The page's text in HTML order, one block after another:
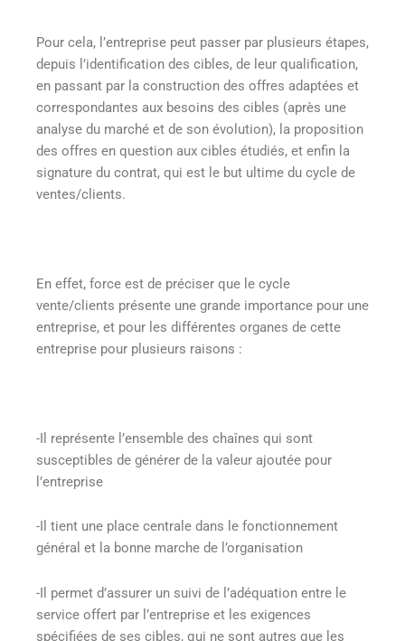
Pour cela, l’entreprise peut passer par plusieurs étapes,
depuis l’identification des cibles, de leur qualification,
en passant par la construction des offres adaptées et
correspondantes aux besoins des cibles (après une
analyse du marché et de son évolution), la proposition
des offres en question aux cibles étudiés, et enfin la
signature du contrat, qui est le but ultime du cycle de
ventes/clients.
En effet, force est de préciser que le cycle
vente/clients présente une grande importance pour une
entreprise, et pour les différentes organes de cette
entreprise pour plusieurs raisons :
-Il représente l’ensemble des chaînes qui sont
susceptibles de générer de la valeur ajoutée pour
l’entreprise
-Il tient une place centrale dans le fonctionnement
général et la bonne marche de l’organisation
-Il permet d’assurer un suivi de l’adéquation entre le
service offert par l’entreprise et les exigences
spécifiées de ses cibles, qui ne sont autres que les